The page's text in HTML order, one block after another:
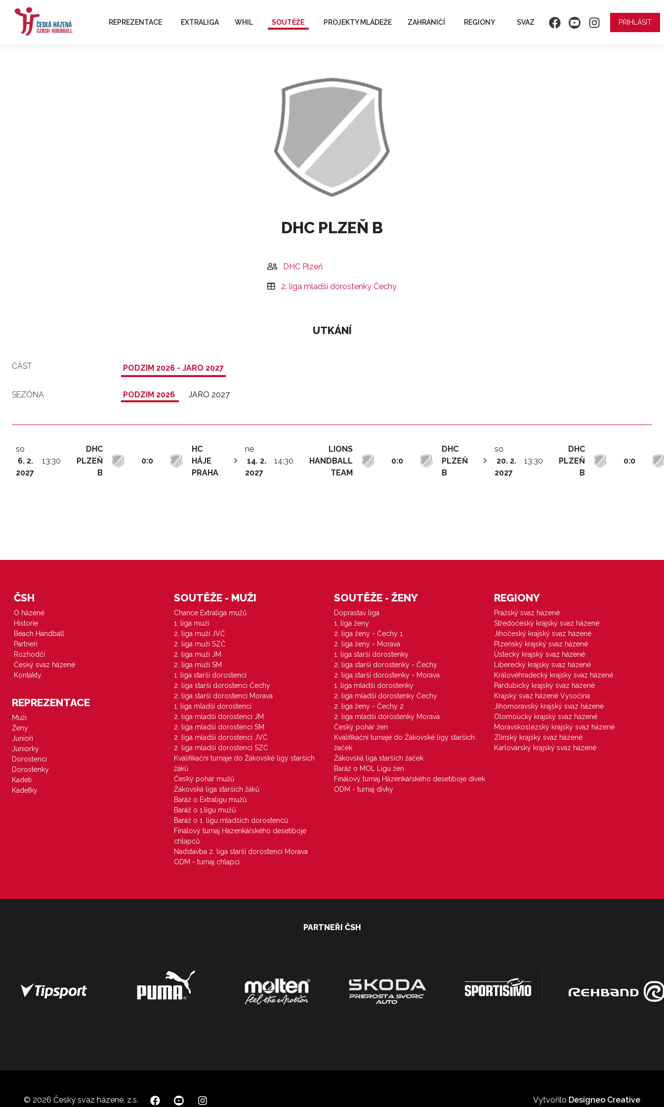
REPREZENTACE EXTRALIGA WHIL SOUTĚŽE PROJEKTY MLÁDEŽE ZAHRANIČÍ REGIONY SVAZ PŘIHLÁSIT
DHC PLZEŇ B
DHC Plzeň
2. liga mladší dorostenky Čechy
UTKÁNÍ
ČÁST PODZIM 2026 - JARO 2027
SEZÓNA PODZIM 2026 JARO 2027
so
6. 2.
2027
13:30
DHC
PLZEŇ
B
0:0
HC
HÁJE
PRAHA
ne
14. 2.
2027
14:30
LIONS
HANDBALL
TEAM
0:0
DHC
PLZEŇ
B
so
20. 2.
2027
13:30
DHC
PLZEŇ
B
0:0
ČSH
O házené
Historie
Beach Handball
Partneři
Rozhodčí
Český svaz házené
Kontakty
REPREZENTACE
Muži
Ženy
Junioři
Juniorky
Dorostenci
Dorostenky
Kadeti
Kadetky
SOUTĚŽE - MUŽI
Chance Extraliga mužů
1. liga muži
2. liga muži JVČ
2. liga muži SZČ
2. liga muži JM
2. liga muži SM
1. liga starší dorostenci
2. liga starší dorostenci Čechy
2. liga starší dorostenci Morava
1. liga mladší dorostenci
2. liga mladší dorostenci JM
2. liga mladší dorostenci SM
2. liga mladší dorostenci JVČ
2. liga mladší dorostenci SZČ
Kvalifikační turnaje do Žákovské ligy starších
žáků
Český pohár mužů
Žákovská liga starších žáků
Baráž o Extraligu mužů
Baráž o 1.ligu mužů
Baráž o 1. ligu mladších dorostenců
Finálový turnaj Házenkářského desetiboje
chlapců
Nadstavba 2. liga starší dorostenci Morava
ODM - turnaj chlapci
SOUTĚŽE - ŽENY
Doprastav liga
1. liga ženy
2. liga ženy - Čechy 1
2. liga ženy - Morava
1. liga starší dorostenky
2. liga starší dorostenky - Čechy
2. liga starší dorostenky - Morava
1. liga mladší dorostenky
2. liga mladší dorostenky Čechy
2. liga ženy - Čechy 2
2. liga mladší dorostenky Morava
Český pohár žen
Kvalifikační turnaje do Žákovské ligy starších
žaček
Žákovská liga starších žaček
Baráž o MOL Ligu žen
Finálový turnaj Házenkářského desetiboje dívek
ODM - turnaj dívky
REGIONY
Pražský svaz házené
Středočeský krajský svaz házené
Jihočeský krajský svaz házené
Plzeňský krajský svaz házené
Ústecký krajský svaz házené
Liberecký krajský svaz házené
Královéhradecký krajský svaz házené
Pardubický krajský svaz házené
Krajský svaz házené Vysočina
Jihomoravský krajský svaz házené
Olomoucký krajský svaz házené
Moravskoslezský krajský svaz házené
Zlínský krajský svaz házené
Karlovarský krajský svaz házené
PARTNEŘI ČSH
© 2026 Český svaz házené, z.s. Vytvořilo Designeo Creative